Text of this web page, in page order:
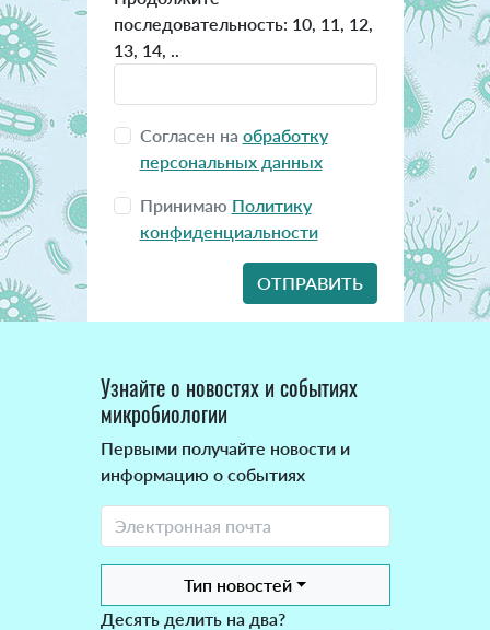
последовательность: 10, 11, 12,
13, 14, ..
Согласен на обработку
персональных данных
Принимаю Политику
конфиденциальности
Узнайте о новостях и событиях
микробиологии
Первыми получайте новости и
информацию о событиях
Тип новостей
Десять делить на два?